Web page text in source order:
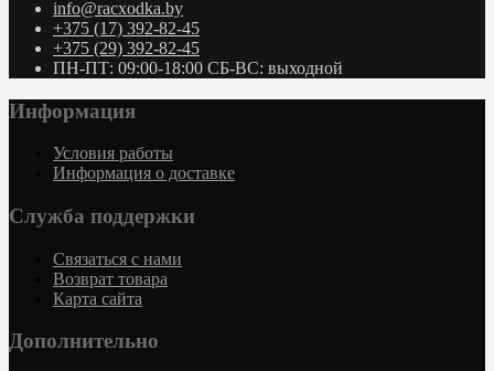
info@racxodka.by
+375 (17) 392-82-45
+375 (29) 392-82-45
ПН-ПТ: 09:00-18:00 СБ-ВС: выходной
Информация
Условия работы
Информация о доставке
Служба поддержки
Связаться с нами
Возврат товара
Карта сайта
Дополнительно